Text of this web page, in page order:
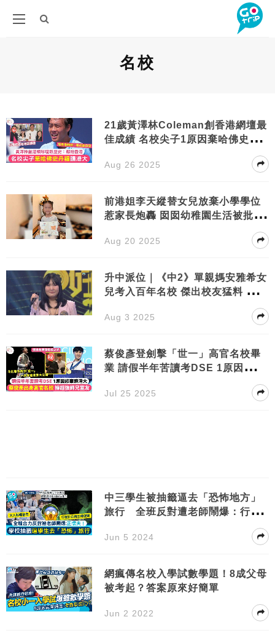
名校
21歲黃澤林Coleman創香港網壇最
佳成績 名校尖子1原因棄哈佛史丹
Aug 26 2025
前港姐李天縱替女兒放棄小學學位
惹家長炮轟 囡囡幼稚園生活被批
Aug 20 2025
升中派位｜《中2》單親媽安雅希女
兒考入百年名校 傑出校友猛料 畢業
Aug 3 2025
蔡俊彥登劍擊「世一」高官名校畢
業 請假半年苦讀考DSE 1原因棄讀
Jul 25 2025
中三學生被抽籤逼去「恐怖地方」
旅行 全班反對遭老師鬧爆：行得
Jun 5 2024
網瘋傳名校入學試數學題！8成父母
被考起？答案原來好簡單
Jun 2 2022